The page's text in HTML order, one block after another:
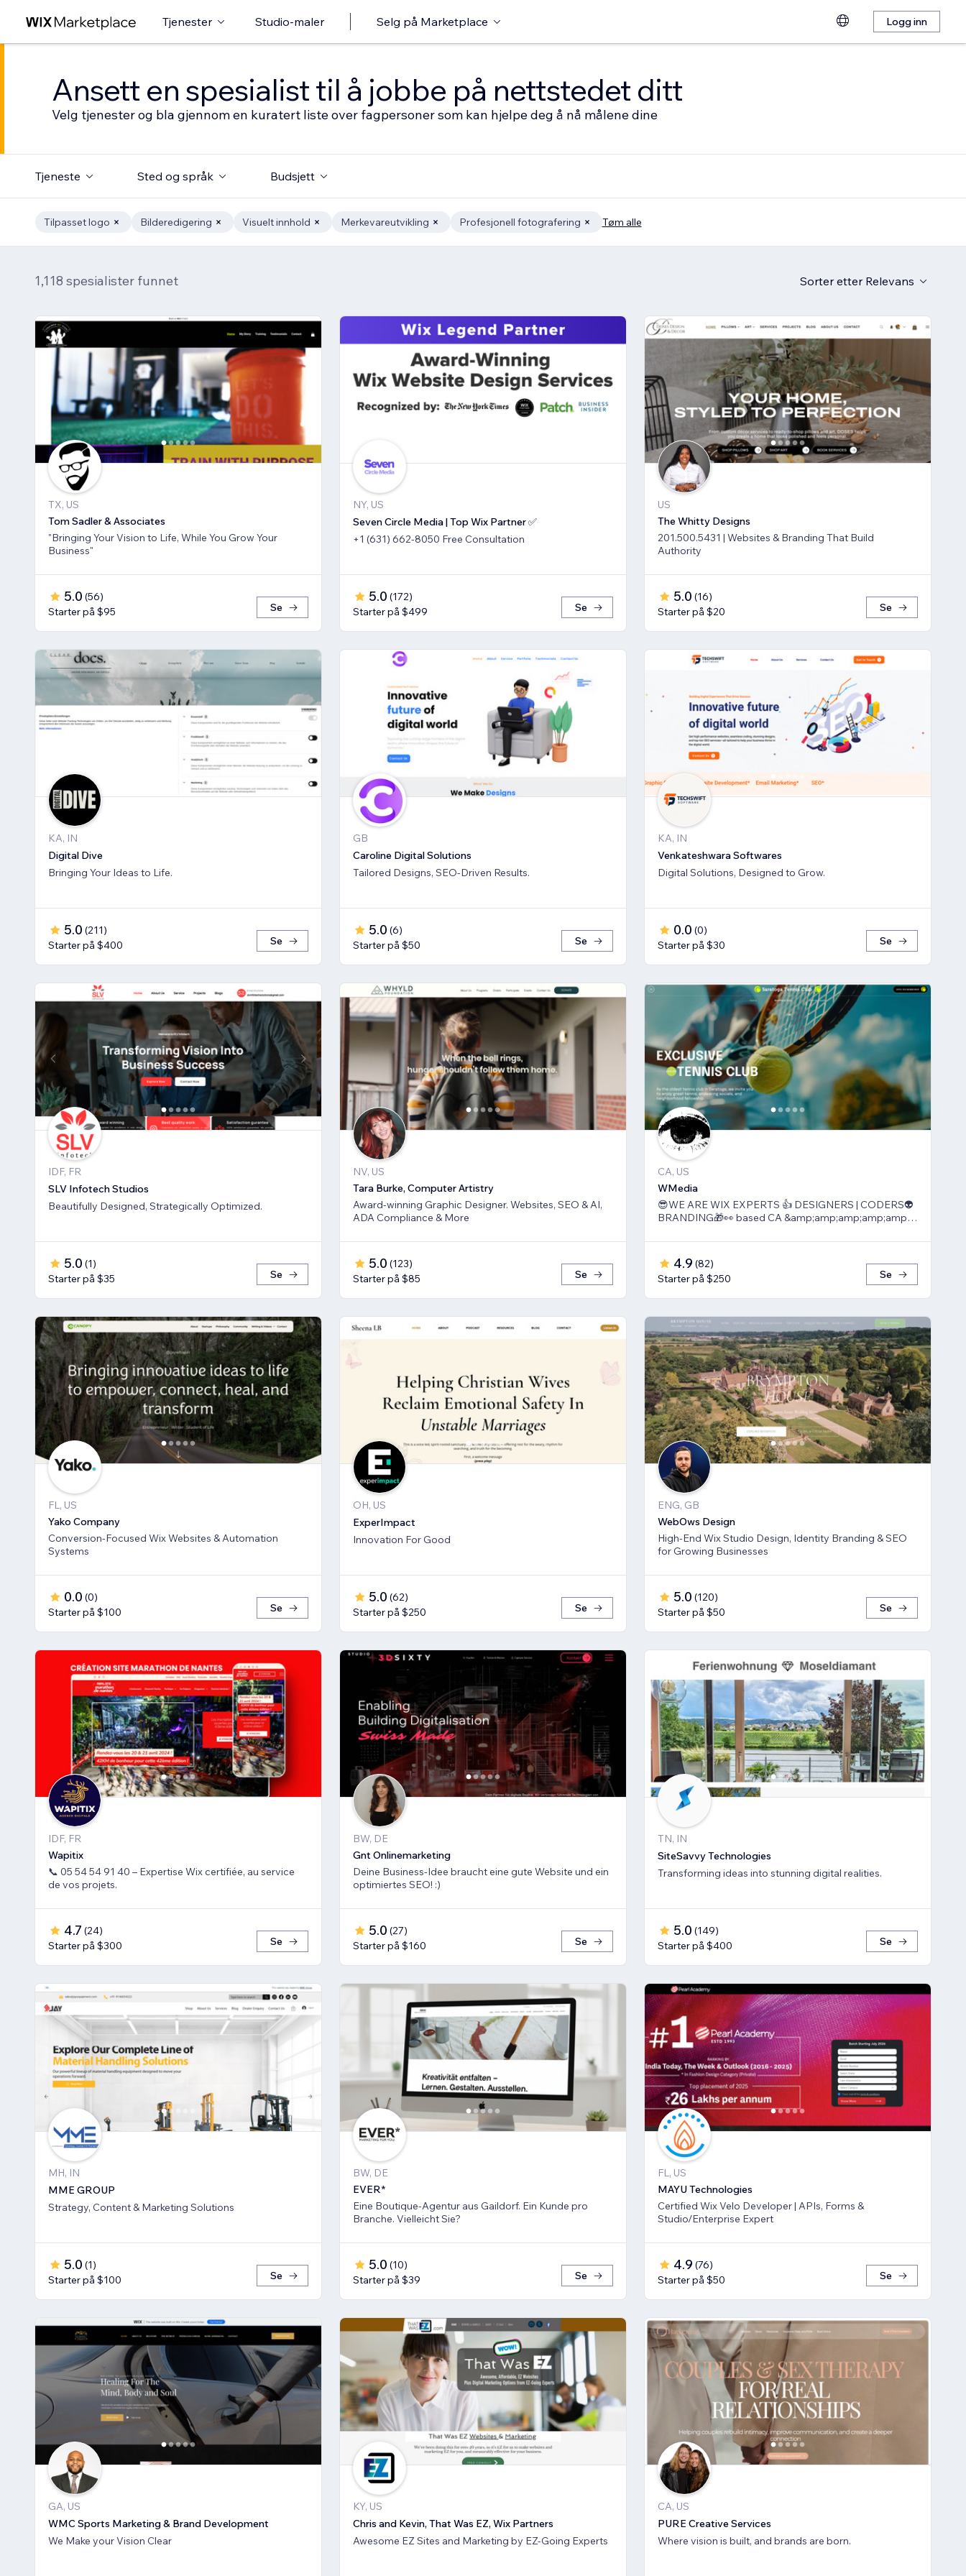
Tjenester Studio-maler Selg på Marketplace Logg inn
Ansett en spesialist til å jobbe på nettstedet ditt
Velg tjenester og bla gjennom en kuratert liste over fagpersoner som kan hjelpe deg å nå målene dine
Tjeneste Sted og språk Budsjett
Tilpasset logo Bilderedigering Visuelt innhold Merkevareutvikling Profesjonell fotografering Tøm alle
1,118 spesialister funnet Sorter etter Relevans
TX, US
Tom Sadler & Associates
"Bringing Your Vision to Life, While You Grow Your
Business"
5.0 (56)
Starter på $95
Se
NY, US
Seven Circle Media | Top Wix Partner ✅
+1 (631) 662-8050 Free Consultation
5.0 (172)
Starter på $499
Se
US
The Whitty Designs
201.500.5431 | Websites & Branding That Build
Authority
5.0 (16)
Starter på $20
Se
KA, IN
Digital Dive
Bringing Your Ideas to Life.
5.0 (211)
Starter på $400
Se
GB
Caroline Digital Solutions
Tailored Designs, SEO-Driven Results.
5.0 (6)
Starter på $50
Se
KA, IN
Venkateshwara Softwares
Digital Solutions, Designed to Grow.
0.0 (0)
Starter på $30
Se
IDF, FR
SLV Infotech Studios
Beautifully Designed, Strategically Optimized.
5.0 (1)
Starter på $35
Se
NV, US
Tara Burke, Computer Artistry
Award-winning Graphic Designer. Websites, SEO & AI,
ADA Compliance & More
5.0 (123)
Starter på $85
Se
CA, US
WMedia
😎WE ARE WIX EXPERTS 👍 DESIGNERS | CODERS👽
BRANDING🎁👀 based CA &amp;amp;amp;amp;amp;
4.9 (82)
Starter på $250
Se
FL, US
Yako Company
Conversion-Focused Wix Websites & Automation
Systems
0.0 (0)
Starter på $100
Se
OH, US
ExperImpact
Innovation For Good
5.0 (62)
Starter på $250
Se
ENG, GB
WebOws Design
High-End Wix Studio Design, Identity Branding & SEO
for Growing Businesses
5.0 (120)
Starter på $50
Se
IDF, FR
Wapitix
📞 05 54 54 91 40 – Expertise Wix certifiée, au service
de vos projets.
4.7 (24)
Starter på $300
Se
BW, DE
Gnt Onlinemarketing
Deine Business-Idee braucht eine gute Website und ein
optimiertes SEO! :)
5.0 (27)
Starter på $160
Se
TN, IN
SiteSavvy Technologies
Transforming ideas into stunning digital realities.
5.0 (149)
Starter på $400
Se
MH, IN
MME GROUP
Strategy, Content & Marketing Solutions
5.0 (1)
Starter på $100
Se
BW, DE
EVER*
Eine Boutique-Agentur aus Gaildorf. Ein Kunde pro
Branche. Vielleicht Sie?
5.0 (10)
Starter på $39
Se
FL, US
MAYU Technologies
Certified Wix Velo Developer | APIs, Forms &
Studio/Enterprise Expert
4.9 (76)
Starter på $50
Se
GA, US
WMC Sports Marketing & Brand Development
We Make your Vision Clear
KY, US
Chris and Kevin, That Was EZ, Wix Partners
Awesome EZ Sites and Marketing by EZ-Going Experts
CA, US
PURE Creative Services
Where vision is built, and brands are born.